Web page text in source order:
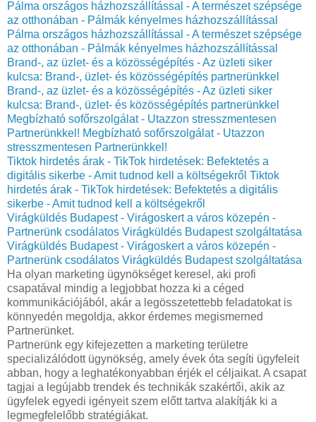
Pálma országos házhozszállítással - A természet szépsége
az otthonában - Pálmák kényelmes házhozszállítással
Pálma országos házhozszállítással - A természet szépsége
az otthonában - Pálmák kényelmes házhozszállítással
Brand-, az üzlet- és a közösségépítés - Az üzleti siker
kulcsa: Brand-, üzlet- és közösségépítés partnerünkkel
Brand-, az üzlet- és a közösségépítés - Az üzleti siker
kulcsa: Brand-, üzlet- és közösségépítés partnerünkkel
Megbízható sofőrszolgálat - Utazzon stresszmentesen
Partnerünkkel! Megbízható sofőrszolgálat - Utazzon
stresszmentesen Partnerünkkel!
Tiktok hirdetés árak - TikTok hirdetések: Befektetés a
digitális sikerbe - Amit tudnod kell a költségekről Tiktok
hirdetés árak - TikTok hirdetések: Befektetés a digitális
sikerbe - Amit tudnod kell a költségekről
Virágküldés Budapest - Virágoskert a város közepén -
Partnerünk csodálatos Virágküldés Budapest szolgáltatása
Virágküldés Budapest - Virágoskert a város közepén -
Partnerünk csodálatos Virágküldés Budapest szolgáltatása
Ha olyan marketing ügynökséget keresel, aki profi
csapatával mindig a legjobbat hozza ki a céged
kommunikációjából, akár a legösszetettebb feladatokat is
könnyedén megoldja, akkor érdemes megismerned
Partnerünket.
Partnerünk egy kifejezetten a marketing területre
specializálódott ügynökség, amely évek óta segíti ügyfeleit
abban, hogy a leghatékonyabban érjék el céljaikat. A csapat
tagjai a legújabb trendek és technikák szakértői, akik az
ügyfelek egyedi igényeit szem előtt tartva alakítják ki a
legmegfelelőbb stratégiákat.